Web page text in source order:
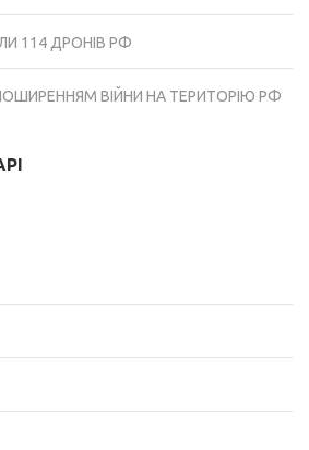
114 ДРОНІВ РФ
ВІЙНИ НА ТЕРИТОРІЮ РФ